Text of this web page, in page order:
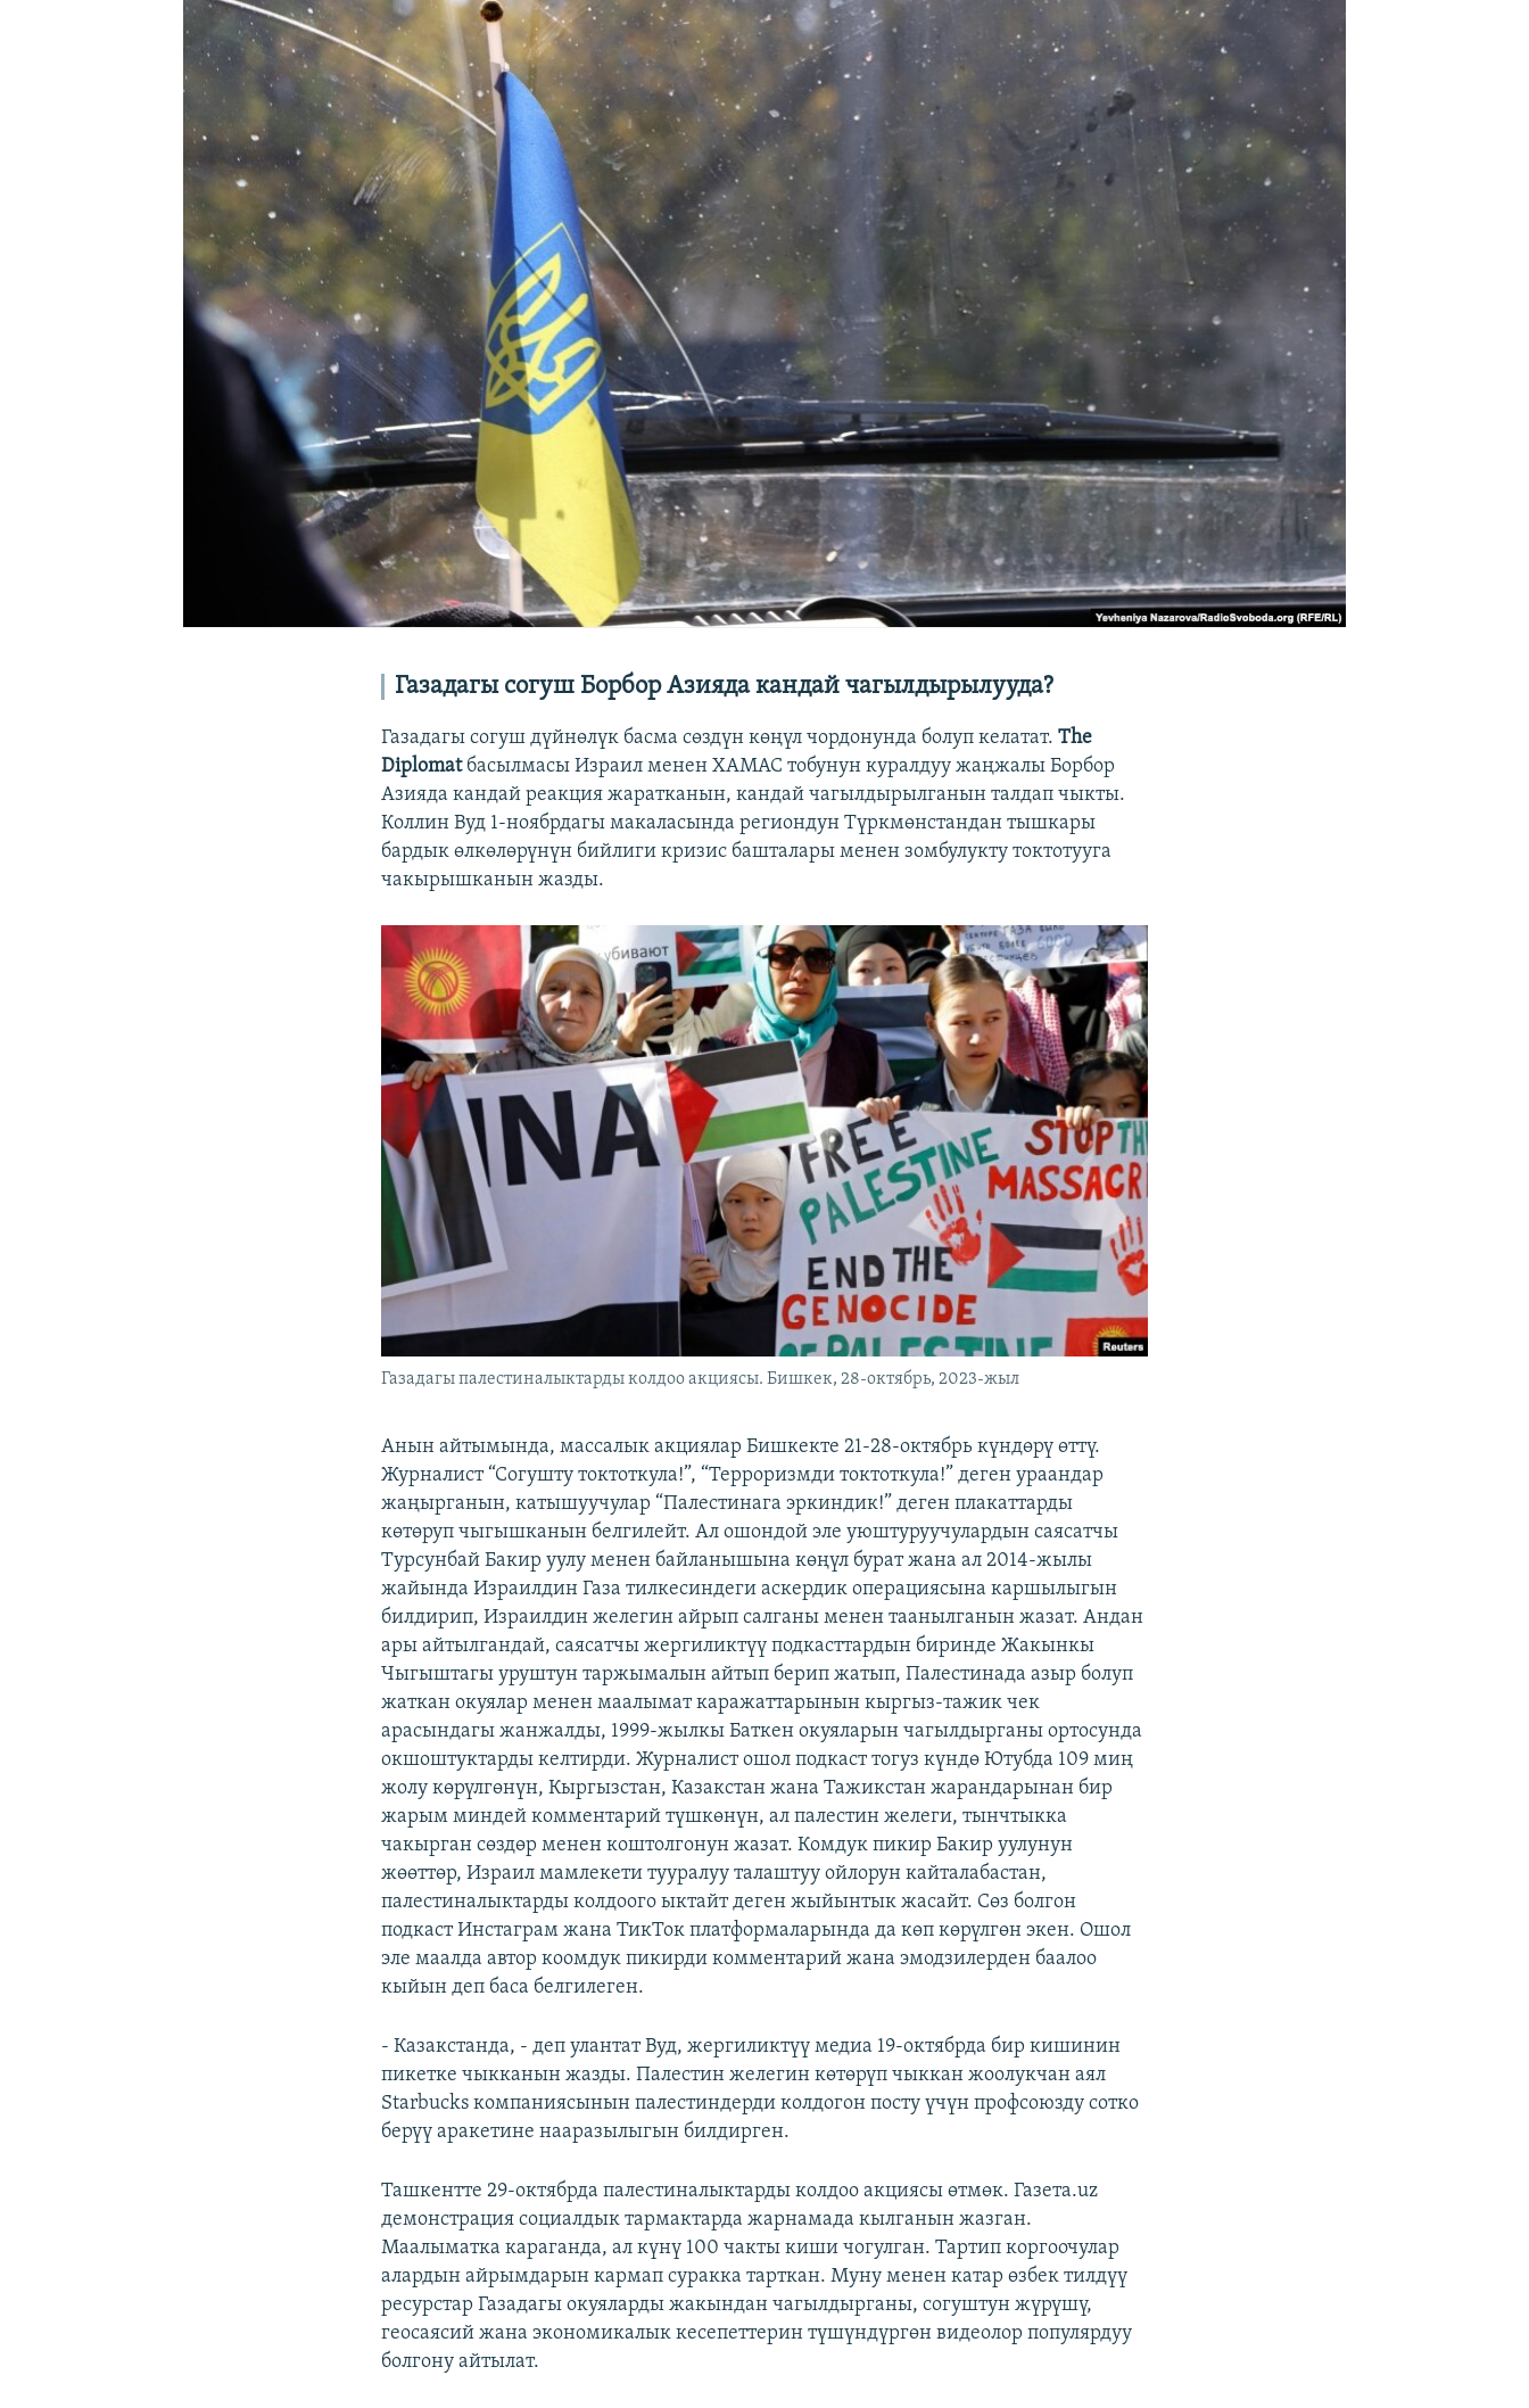
ЫҢГАЙСЫЗ СУРООЛОР
Газадагы согуш Борбор Азияда кандай чагылдырылууда?
Газадагы согуш дүйнөлүк басма сөздүн көңүл чордонунда болуп келатат.The
Diplomatбасылмасы Израил менен ХАМАС тобунун куралдуу жаңжалы Борбор
Азияда кандай реакция жаратканын, кандай чагылдырылганын талдап чыкты.
Коллин Вуд 1-ноябрдагы макаласында региондун Түркмөнстандан тышкары
бардык өлкөлөрүнүн бийлиги кризис башталары менен зомбулукту токтотууга
чакырышканын жазды.
Газадагы палестиналыктарды колдоо акциясы. Бишкек, 28-октябрь, 2023-жыл
Анын айтымында, массалык акциялар Бишкекте 21-28-октябрь күндөрү өттү.
Журналист “Согушту токтоткула!”, “Терроризмди токтоткула!” деген ураандар
жаңырганын, катышуучулар “Палестинага эркиндик!” деген плакаттарды
көтөруп чыгышканын белгилейт. Ал ошондой эле уюштуруучулардын саясатчы
Турсунбай Бакир уулу менен байланышына көңүл бурат жана ал 2014-жылы
жайында Израилдин Газа тилкесиндеги аскердик операциясына каршылыгын
билдирип, Израилдин желегин айрып салганы менен таанылганын жазат. Андан
ары айтылгандай, саясатчы жергиликтүү подкасттардын биринде Жакынкы
Чыгыштагы уруштун таржымалын айтып берип жатып, Палестинада азыр болуп
жаткан окуялар менен маалымат каражаттарынын кыргыз-тажик чек
арасындагы жанжалды, 1999-жылкы Баткен окуяларын чагылдырганы ортосунда
окшоштуктарды келтирди. Журналист ошол подкаст тогуз күндө Ютубда 109 миң
жолу көрүлгөнүн, Кыргызстан, Казакстан жана Тажикстан жарандарынан бир
жарым миндей комментарий түшкөнүн, ал палестин желеги, тынчтыкка
чакырган сөздөр менен коштолгонун жазат. Комдук пикир Бакир уулунун
жөөттөр, Израил мамлекети тууралуу талаштуу ойлорун кайталабастан,
палестиналыктарды колдоого ыктайт деген жыйынтык жасайт. Сөз болгон
подкаст Инстаграм жана ТикТок платформаларында да көп көрүлгөн экен. Ошол
эле маалда автор коомдук пикирди комментарий жана эмодзилерден баалоо
кыйын деп баса белгилеген.
- Казакстанда, - деп улантат Вуд, жергиликтүү медиа 19-октябрда бир кишинин
пикетке чыкканын жазды. Палестин желегин көтөрүп чыккан жоолукчан аял
Starbucks компаниясынын палестиндерди колдогон посту үчүн профсоюзду сотко
берүү аракетине нааразылыгын билдирген.
Ташкентте 29-октябрда палестиналыктарды колдоо акциясы өтмөк. Газета.uz
демонстрация социалдык тармактарда жарнамада кылганын жазган.
Маалыматка караганда, ал күнү 100 чакты киши чогулган. Тартип коргоочулар
алардын айрымдарын кармап суракка тарткан. Муну менен катар өзбек тилдүү
ресурстар Газадагы окуяларды жакындан чагылдырганы, согуштун жүрүшү,
геосаясий жана экономикалык кесепеттерин түшүндүргөн видеолор популярдуу
болгону айтылат.